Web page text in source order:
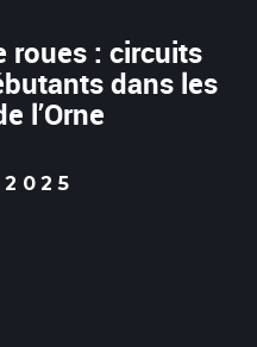
roues : circuits
dans les
l’Orne